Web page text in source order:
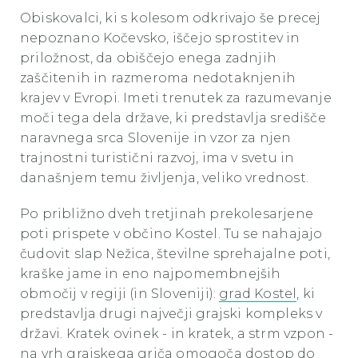
Obiskovalci, ki s kolesom odkrivajo še precej
nepoznano Kočevsko, iščejo sprostitev in
priložnost, da obiščejo enega zadnjih
zaščitenih in razmeroma nedotaknjenih
krajev v Evropi. Imeti trenutek za razumevanje
moči tega dela države, ki predstavlja središče
naravnega srca Slovenije in vzor za njen
trajnostni turistični razvoj, ima v svetu in
današnjem temu življenja, veliko vrednost.
Po približno dveh tretjinah prekolesarjene
poti prispete v občino Kostel. Tu se nahajajo
čudovit slap Nežica, številne sprehajalne poti,
kraške jame in eno najpomembnejših
območij v regiji (in Sloveniji): grad Kostel , ki
predstavlja drugi največji grajski kompleks v
državi. Kratek ovinek - in kratek, a strm vzpon -
na vrh grajskega griča omogoča dostop do